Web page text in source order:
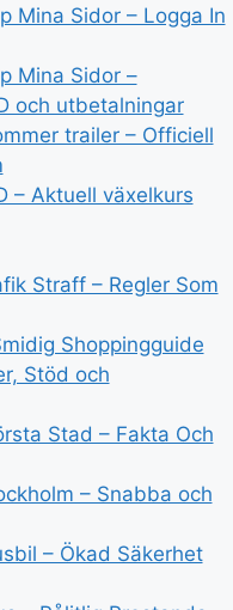
Mina Sidor – Logga In
Mina Sidor –
och utbetalningar
trailer – Officiell
– Aktuell växelkurs
Straff – Regler Som
Shoppingguide
Stöd och
Stad – Fakta Och
– Snabba och
– Ökad Säkerhet